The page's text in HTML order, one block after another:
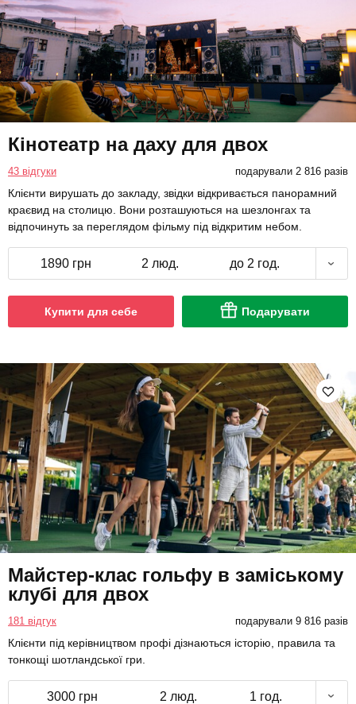
Кінотеатр на даху для двох
43 відгуки подарували 2 816 разів
Клієнти вирушать до закладу, звідки відкривається панорамний
краєвид на столицю. Вони розташуються на шезлонгах та
відпочинуть за переглядом фільму під відкритим небом.
1890 грн 2 люд. до 2 год.
Купити для себе Подарувати
Майстер-клас гольфу в заміському
клубі для двох
181 відгук подарували 9 816 разів
Клієнти під керівництвом профі дізнаються історію, правила та
тонкощі шотландської гри.
3000 грн 2 люд. 1 год.